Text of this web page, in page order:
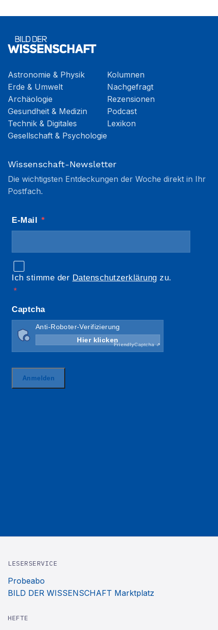
Astronomie & Physik
Erde & Umwelt
Archäologie
Gesundheit & Medizin
Technik & Digitales
Gesellschaft & Psychologie
Kolumnen
Nachgefragt
Rezensionen
Podcast
Lexikon
Wissenschaft-Newsletter
Die wichtigsten Entdeckungen der Woche direkt in Ihr
Postfach.
LESERSERVICE
Probeabo
BILD DER WISSENSCHAFT Marktplatz
HEFTE